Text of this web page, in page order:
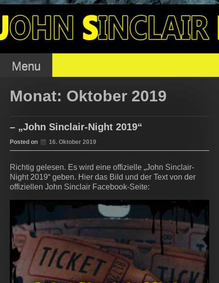
to
content OJSFC – OFFENER
JOHN SINCLAIR FAN
CLUB
Menu
Monat: Oktober 2019
– „John Sinclair-Night 2019“
Posted on 16. Oktober 2019
Richtig gelesen. Es wird eine offizielle „John Sinclair-
Night 2019“ geben. Hier das Bild und der Text von der
offiziellen John Sinclair Facebook-Seite: